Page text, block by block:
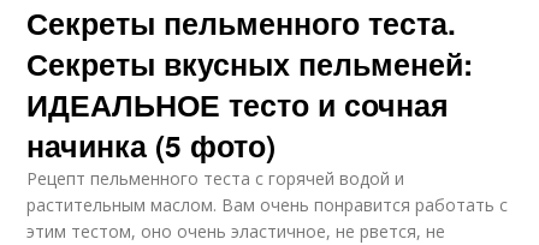
Секреты пельменного теста.
Секреты вкусных пельменей:
ИДЕАЛЬНОЕ тесто и сочная
начинка (5 фото)
Рецепт пельменного теста с горячей водой и
растительным маслом. Вам очень понравится работать с
этим тестом, оно очень эластичное, не рвется, не